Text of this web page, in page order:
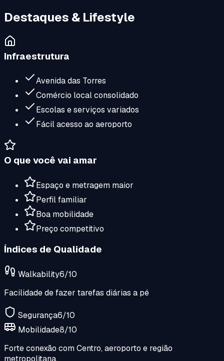
Destaques & Lifestyle
Infraestrutura
Avenida das Torres
Comércio local consolidado
Escolas e serviços variados
Fácil acesso ao aeroporto
O que você vai amar
Espaço e metragem maior
Perfil familiar
Boa mobilidade
Preço competitivo
Índices de Qualidade
Walkability6/10
Facilidade de fazer tarefas diárias a pé
Segurança6/10
Mobilidade8/10
Forte conexão com Centro, aeroporto e região
metropolitana.